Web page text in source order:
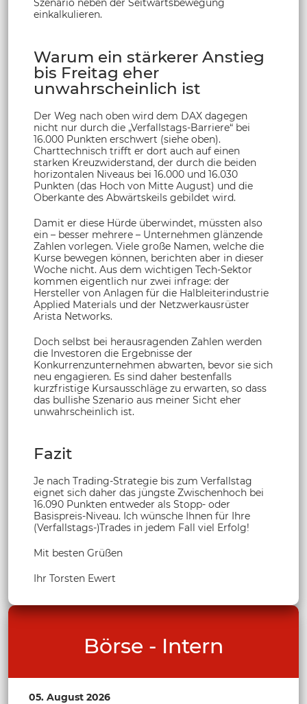
Szenario neben der Seitwärtsbewegung
einkalkulieren.
Warum ein stärkerer Anstieg
bis Freitag eher
unwahrscheinlich ist
Der Weg nach oben wird dem DAX dagegen
nicht nur durch die „Verfallstags-Barriere“ bei
16.000 Punkten erschwert (siehe oben).
Charttechnisch trifft er dort auch auf einen
starken Kreuzwiderstand, der durch die beiden
horizontalen Niveaus bei 16.000 und 16.030
Punkten (das Hoch von Mitte August) und die
Oberkante des Abwärtskeils gebildet wird.
Damit er diese Hürde überwindet, müssten also
ein – besser mehrere – Unternehmen glänzende
Zahlen vorlegen. Viele große Namen, welche die
Kurse bewegen können, berichten aber in dieser
Woche nicht. Aus dem wichtigen Tech-Sektor
kommen eigentlich nur zwei infrage: der
Hersteller von Anlagen für die Halbleiterindustrie
Applied Materials und der Netzwerkausrüster
Arista Networks.
Doch selbst bei herausragenden Zahlen werden
die Investoren die Ergebnisse der
Konkurrenzunternehmen abwarten, bevor sie sich
neu engagieren. Es sind daher bestenfalls
kurzfristige Kursausschläge zu erwarten, so dass
das bullishe Szenario aus meiner Sicht eher
unwahrscheinlich ist.
Fazit
Je nach Trading-Strategie bis zum Verfallstag
eignet sich daher das jüngste Zwischenhoch bei
16.090 Punkten entweder als Stopp- oder
Basispreis-Niveau. Ich wünsche Ihnen für Ihre
(Verfallstags-)Trades in jedem Fall viel Erfolg!
Mit besten Grüßen
Ihr Torsten Ewert
Börse - Intern
05. August 2026